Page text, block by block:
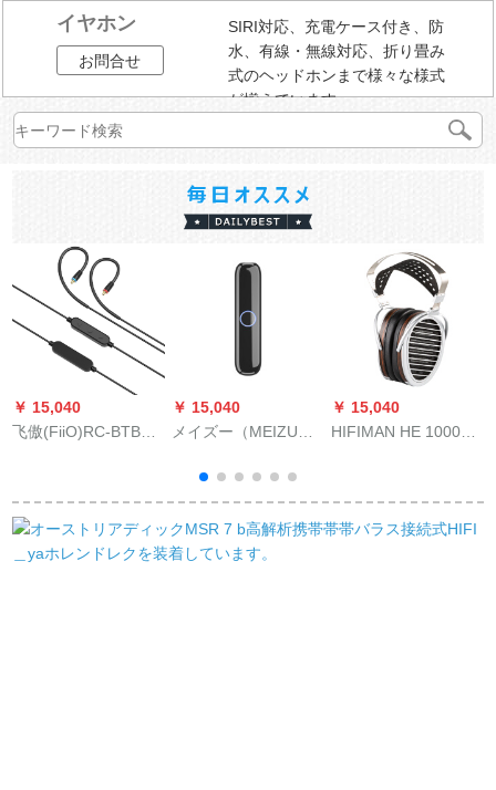
イヤホン
お問合せ
SIRI対応、充電ケース付き、防
水、有線・無線対応、折り畳み
式のヘッドホンまで様々な様式
が揃えています。
￥ 15,040
飞傲(FiiO)RC-BTB
MMCXラインフルー
エルは耳返し版で
す。
￥ 15,040
メイズー（MEIZU）
アディック4.2無傷ス
ディオ音楽ワイレー
レーレーレーレーレ
ースススススス3.5
￥ 15,040
HIFIMAN HE 1000
がHIFI発熱イホーン
を押えます。